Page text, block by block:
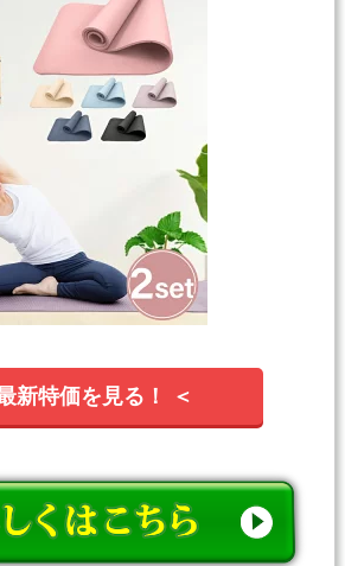
新特価を見る！ ＜